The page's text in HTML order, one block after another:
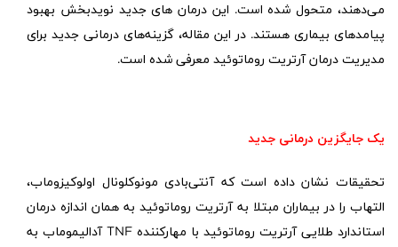
می‌دهند، متحول شده است. این درمان های جدید نویدبخش بهبود
پیامدهای بیماری هستند. در این مقاله، گزینه‌های درمانی جدید برای
مدیریت درمان آرتریت روماتوئید معرفی شده است.
یک جایگزین درمانی جدید
تحقیقات نشان داده است که آنتی‌بادی مونوکلونال اولوکیزوماب،
التهاب را در بیماران مبتلا به آرتریت روماتوئید به همان اندازه درمان
استاندارد طلایی آرتریت روماتوئید با مهارکننده
آدالیموماب به